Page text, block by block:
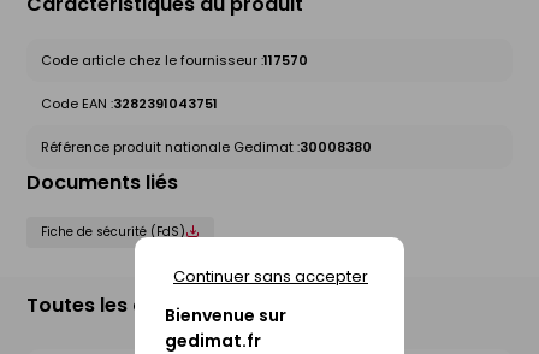
Bienvenue sur
gedimat.fr
Continuer sans accepter
Code article chez le fournisseur :117570
Code EAN :3282391043751
Référence produit nationale Gedimat :30008380
Documents liés
Fiche de sécurité (FdS)
Toutes les déclinaisons